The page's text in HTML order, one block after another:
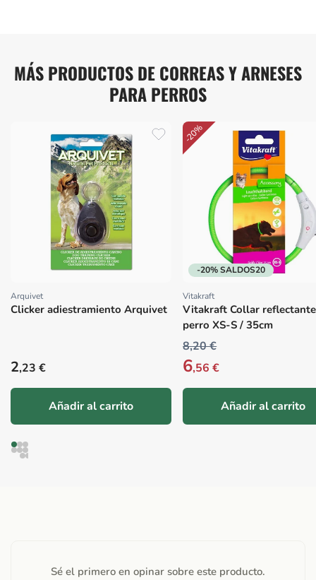
MÁS PRODUCTOS DE CORREAS Y ARNESES
PARA PERROS
Proveedor:
Arquivet
Clicker adiestramiento Arquivet
Precio habitual
2,23 €
Añadir al carrito
-20%
-20% SALDOS20
Proveedor:
Vitakraft
Vitakraft Collar reflectante
perro XS-S / 35cm
8,20 €
6,56 €
Añadir al carrito
Sé el primero en opinar sobre este producto.